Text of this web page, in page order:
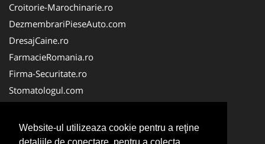
Website-ul utilizeaza cookie pentru a reţine
Croitorie-Marochinarie.ro
DezmembrariPieseAuto.com
DresajCaine.ro
FarmacieRomania.ro
Firma-Securitate.ro
Stomatologul.com
Birouri-Cadastru. Ro
Cardiologul.ro